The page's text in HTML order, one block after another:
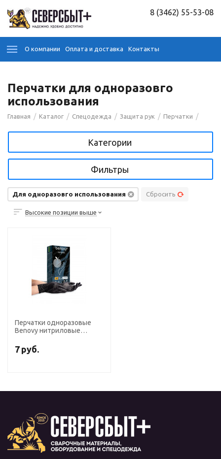
8 (3462) 55-53-08
О компании Оплата и доставка Контакты
Перчатки для одноразовго
использования
Главная / Каталог / Спецодежда / Защита рук / Перчатки /
Категории
Фильтры
Для одноразовго использования Сбросить
Высокие позиции выше
Перчатки одноразовые
Benovy нитриловые
(50 пар)
7 руб.